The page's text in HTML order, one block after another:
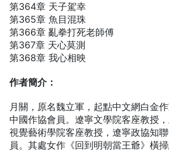
第364章 天子駕幸
第365章 魚目混珠
第366章 亂拳打死老師傅
第367章 天心莫測
第368章 我心相映
作者簡介：
月關，原名魏立軍，起點中文網白金作
中國作協會員。遼寧文學院客座教授
視覺藝術學院客座教授，遼寧政協知
員。其處女作《回到明朝當王爺》橫